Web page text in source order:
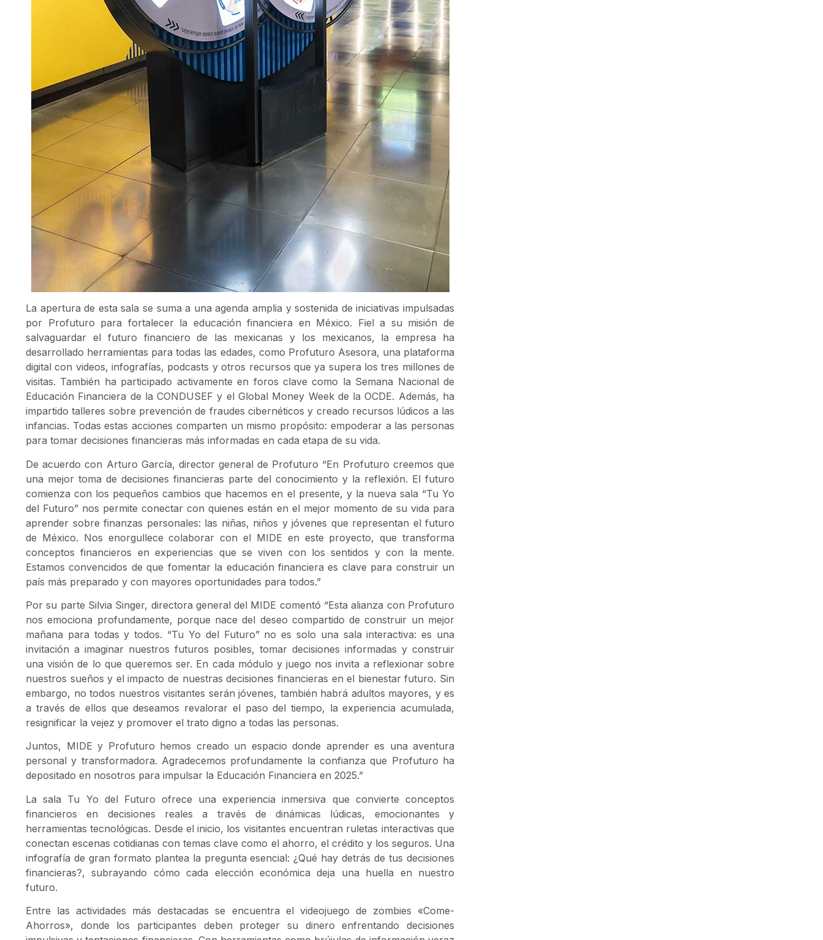
La apertura de esta sala se suma a una agenda amplia y sostenida de iniciativas impulsadas
por Profuturo para fortalecer la educación financiera en México. Fiel a su misión de
salvaguardar el futuro financiero de las mexicanas y los mexicanos, la empresa ha
desarrollado herramientas para todas las edades, como Profuturo Asesora, una plataforma
digital con videos, infografías, podcasts y otros recursos que ya supera los tres millones de
visitas. También ha participado activamente en foros clave como la Semana Nacional de
Educación Financiera de la CONDUSEF y el Global Money Week de la OCDE. Además, ha
impartido talleres sobre prevención de fraudes cibernéticos y creado recursos lúdicos a las
infancias. Todas estas acciones comparten un mismo propósito: empoderar a las personas
para tomar decisiones financieras más informadas en cada etapa de su vida.
De acuerdo con Arturo García, director general de Profuturo “En Profuturo creemos que
una mejor toma de decisiones financieras parte del conocimiento y la reflexión. El futuro
comienza con los pequeños cambios que hacemos en el presente, y la nueva sala “Tu Yo
del Futuro” nos permite conectar con quienes están en el mejor momento de su vida para
aprender sobre finanzas personales: las niñas, niños y jóvenes que representan el futuro
de México. Nos enorgullece colaborar con el MIDE en este proyecto, que transforma
conceptos financieros en experiencias que se viven con los sentidos y con la mente.
Estamos convencidos de que fomentar la educación financiera es clave para construir un
país más preparado y con mayores oportunidades para todos.”
Por su parte Silvia Singer, directora general del MIDE comentó “Esta alianza con Profuturo
nos emociona profundamente, porque nace del deseo compartido de construir un mejor
mañana para todas y todos. “Tu Yo del Futuro” no es solo una sala interactiva: es una
invitación a imaginar nuestros futuros posibles, tomar decisiones informadas y construir
una visión de lo que queremos ser. En cada módulo y juego nos invita a reflexionar sobre
nuestros sueños y el impacto de nuestras decisiones financieras en el bienestar futuro. Sin
embargo, no todos nuestros visitantes serán jóvenes, también habrá adultos mayores, y es
a través de ellos que deseamos revalorar el paso del tiempo, la experiencia acumulada,
resignificar la vejez y promover el trato digno a todas las personas.
Juntos, MIDE y Profuturo hemos creado un espacio donde aprender es una aventura
personal y transformadora. Agradecemos profundamente la confianza que Profuturo ha
depositado en nosotros para impulsar la Educación Financiera en 2025.”
La sala Tu Yo del Futuro ofrece una experiencia inmersiva que convierte conceptos
financieros en decisiones reales a través de dinámicas lúdicas, emocionantes y
herramientas tecnológicas. Desde el inicio, los visitantes encuentran ruletas interactivas que
conectan escenas cotidianas con temas clave como el ahorro, el crédito y los seguros. Una
infografía de gran formato plantea la pregunta esencial: ¿Qué hay detrás de tus decisiones
financieras?, subrayando cómo cada elección económica deja una huella en nuestro
futuro.
Entre las actividades más destacadas se encuentra el videojuego de zombies «Come-
Ahorros», donde los participantes deben proteger su dinero enfrentando decisiones